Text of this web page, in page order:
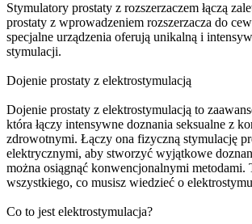
Stymulatory prostaty z rozszerzaczem łączą
prostaty z wprowadzeniem rozszerzacza do
specjalne urządzenia oferują unikalną i
stymulacji.
Dojenie prostaty z elektrostymulacją
Dojenie prostaty z elektrostymulacją to
która łączy intensywne doznania seksualne z
zdrowotnymi. Łączy ona fizyczną stymulację
elektrycznymi, aby stworzyć wyjątkowe
można osiągnąć konwencjonalnymi metodami.
wszystkiego, co musisz wiedzieć o
Co to jest elektrostymulacja?